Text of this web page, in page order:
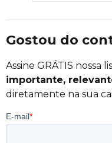
Gostou do
Assine GRÁTIS nossa
importante,
diretamente na sua